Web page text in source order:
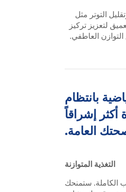
التوتر مثل
لتعزيز تركيز
العاطفي.
بانتظام
أكثر إشراقاً
العامة.
التغذية المتوازنة
الكاملة. ستمنحك